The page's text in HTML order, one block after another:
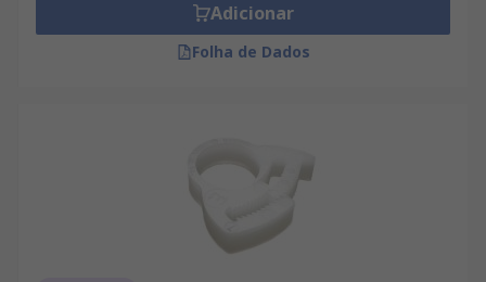
Adicionar
Folha de Dados